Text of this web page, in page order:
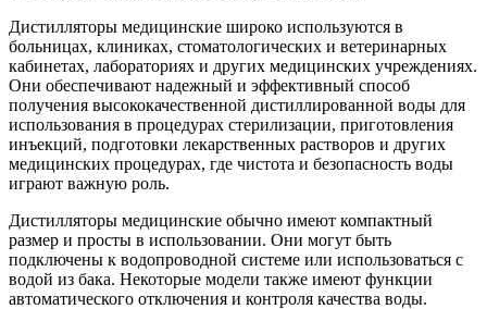
Дистилляторы медицинские широко используются в
больницах, клиниках, стоматологических и ветеринарных
кабинетах, лабораториях и других медицинских учреждениях.
Они обеспечивают надежный и эффективный способ
получения высококачественной дистиллированной воды для
использования в процедурах стерилизации, приготовления
инъекций, подготовки лекарственных растворов и других
медицинских процедурах, где чистота и безопасность воды
играют важную роль.
Дистилляторы медицинские обычно имеют компактный
размер и просты в использовании. Они могут быть
подключены к водопроводной системе или использоваться с
водой из бака. Некоторые модели также имеют функции
автоматического отключения и контроля качества воды.